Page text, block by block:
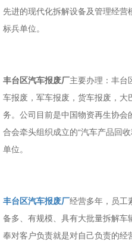
先进的现代化拆解设备及管理经
标兵单位。
丰台区汽车报废厂主要办理：丰台
车报废，军车报废，货车报废，
务。公司目前是中国物资再生协
合会牵头组织成立的“汽车产品回
单位。
丰台区汽车报废厂经营多年，员工
备多、有规模、具有大批量拆解车
奉对客户负责就是对自己负责的